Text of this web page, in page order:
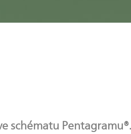
schématu Pentagramu®.